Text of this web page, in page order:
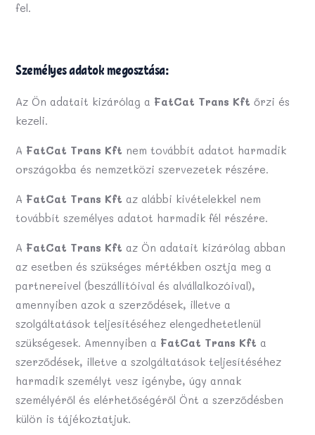
fel.
Személyes adatok megosztása:
Az Ön adatait kizárólag a FatCat Trans Kftőrzi és
kezeli.
A FatCat Trans Kft nem továbbít adatot harmadik
országokba és nemzetközi szervezetek részére.
A FatCat Trans Kft az alábbi kivételekkel nem
továbbít személyes adatot harmadik fél részére.
A FatCat Trans Kft az Ön adatait kizárólag abban
az esetben és szükséges mértékben osztja meg a
partnereivel (beszállítóival és alvállalkozóival),
amennyiben azok a szerződések, illetve a
szolgáltatások teljesítéséhez elengedhetetlenül
szükségesek. Amennyiben a FatCat Trans Kft a
szerződések, illetve a szolgáltatások teljesítéséhez
harmadik személyt vesz igénybe, úgy annak
személyéről és elérhetőségéről Önt a szerződésben
külön is tájékoztatjuk.